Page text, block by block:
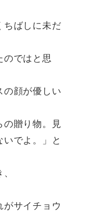
ちばしに未だ
ではと思
顔が優しい
の贈り物。見
でよ。」と
サイチョウ